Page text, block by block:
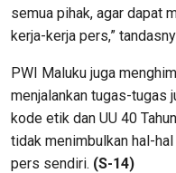
semua pihak, agar dapat
kerja-kerja pers,”
PWI Maluku juga
menjalankan tugas-tugas
kode etik dan UU 40
tidak menimbulkan hal-
pers sendiri. (S-14)